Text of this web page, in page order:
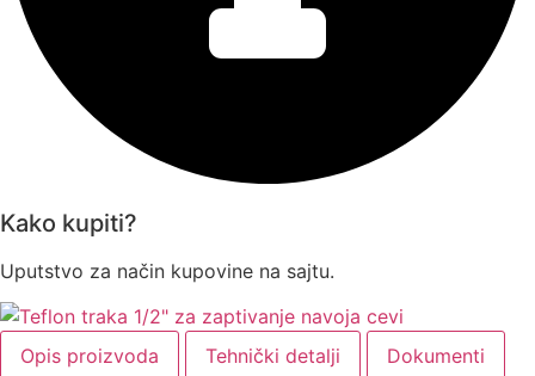
Kako kupiti?
Uputstvo za način kupovine na sajtu.
Opis proizvoda Tehnički detalji Dokumenti